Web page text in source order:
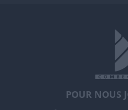
POUR NOUS